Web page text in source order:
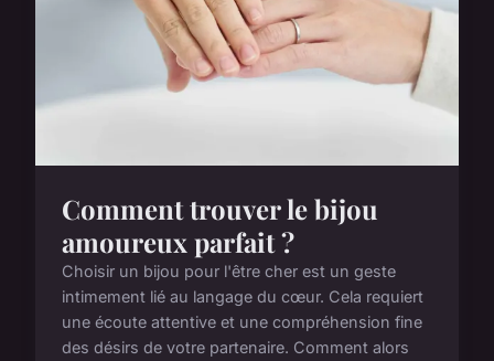
Comment trouver le bijou
amoureux parfait ?
Choisir un bijou pour l'être cher est un geste
intimement lié au langage du cœur. Cela requiert
une écoute attentive et une compréhension fine
des désirs de votre partenaire. Comment alors